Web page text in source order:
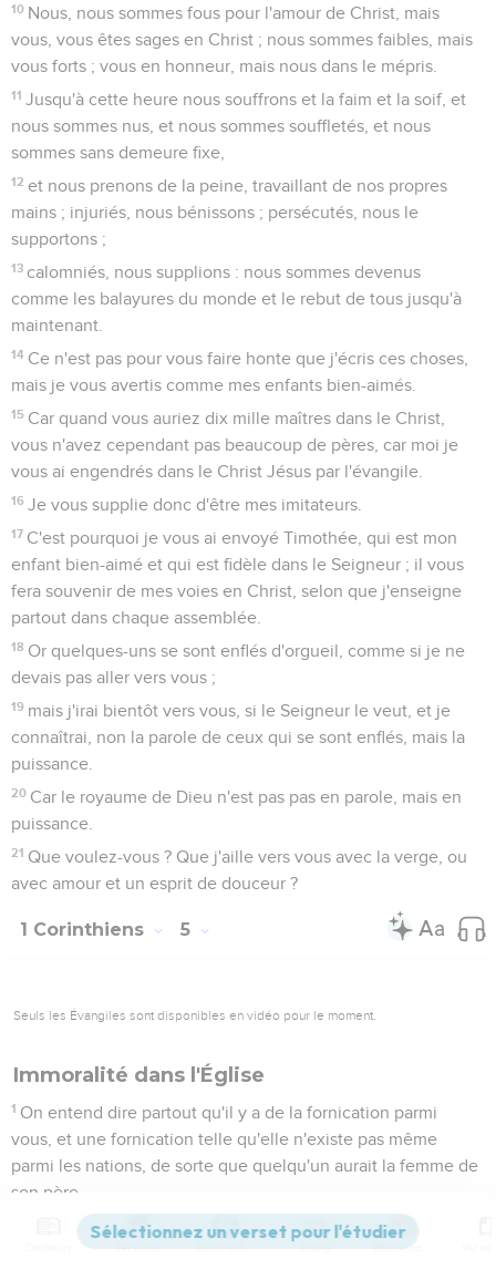
10 Nous, nous sommes fous pour l'amour de Christ, mais
vous, vous êtes sages en Christ ; nous sommes faibles, mais
vous forts ; vous en honneur, mais nous dans le mépris.
11 Jusqu'à cette heure nous souffrons et la faim et la soif, et
nous sommes nus, et nous sommes souffletés, et nous
sommes sans demeure fixe,
12 et nous prenons de la peine, travaillant de nos propres
mains ; injuriés, nous bénissons ; persécutés, nous le
supportons ;
13 calomniés, nous supplions : nous sommes devenus
comme les balayures du monde et le rebut de tous jusqu'à
maintenant.
14 Ce n'est pas pour vous faire honte que j'écris ces choses,
mais je vous avertis comme mes enfants bien-aimés.
15 Car quand vous auriez dix mille maîtres dans le Christ,
vous n'avez cependant pas beaucoup de pères, car moi je
vous ai engendrés dans le Christ Jésus par l'évangile.
16 Je vous supplie donc d'être mes imitateurs.
17 C'est pourquoi je vous ai envoyé Timothée, qui est mon
enfant bien-aimé et qui est fidèle dans le Seigneur ; il vous
fera souvenir de mes voies en Christ, selon que j'enseigne
partout dans chaque assemblée.
18 Or quelques-uns se sont enflés d'orgueil, comme si je ne
devais pas aller vers vous ;
19 mais j'irai bientôt vers vous, si le Seigneur le veut, et je
connaîtrai, non la parole de ceux qui se sont enflés, mais la
puissance.
20 Car le royaume de Dieu n'est pas pas en parole, mais en
puissance.
21 Que voulez-vous ? Que j'aille vers vous avec la verge, ou
avec amour et un esprit de douceur ?
1 Corinthiens 5
Seuls les Évangiles sont disponibles en vidéo pour le moment.
Immoralité dans l'Église
1 On entend dire partout qu'il y a de la fornication parmi
vous, et une fornication telle qu'elle n'existe pas même
parmi les nations, de sorte que quelqu'un aurait la femme de
son père.
Et vous êtes enflés d'orgueil, et vous n'avez pas plutôt
mené deuil, afin que celui qui a commis cette action fût ôté
Versions Commentaires Strong